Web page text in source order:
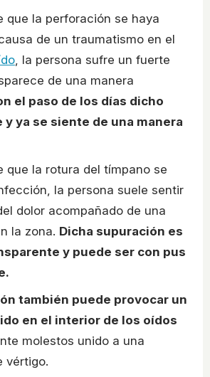
que la perforación se haya
de un traumatismo en el
, la persona sufre un fuerte
de una manera
el paso de los días dicho
y ya se siente de una manera
que la rotura del tímpano se
la persona suele sentir
dolor acompañado de una
la zona. Dicha supuración es
y puede ser con pus
también puede provocar un
en el interior de los oídos
molestos unido a una
vértigo.